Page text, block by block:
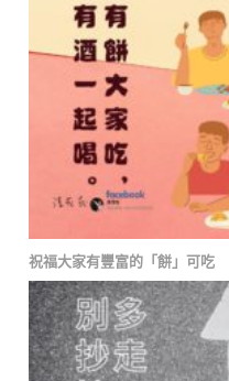
祝福大家有豐富的「餅」可吃